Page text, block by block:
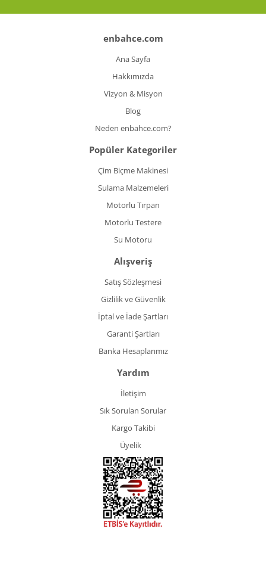
enbahce.com
Ana Sayfa
Hakkımızda
Vizyon & Misyon
Blog
Neden enbahce.com?
Popüler Kategoriler
Çim Biçme Makinesi
Sulama Malzemeleri
Motorlu Tırpan
Motorlu Testere
Su Motoru
Alışveriş
Satış Sözleşmesi
Gizlilik ve Güvenlik
İptal ve İade Şartları
Garanti Şartları
Banka Hesaplarımız
Yardım
İletişim
Sık Sorulan Sorular
Kargo Takibi
Üyelik